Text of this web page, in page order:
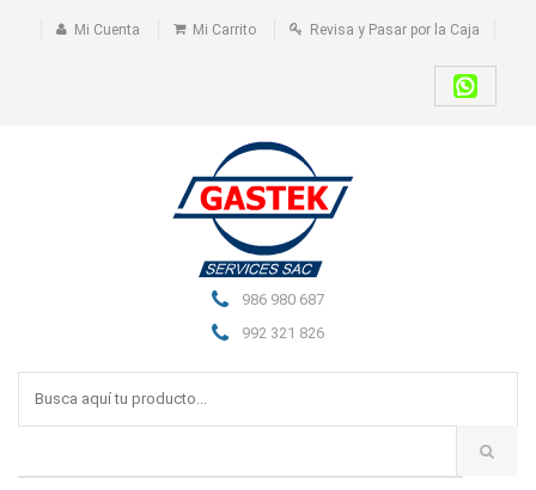
Mi Cuenta Mi Carrito Revisa y Pasar por la Caja
986 980 687
992 321 826